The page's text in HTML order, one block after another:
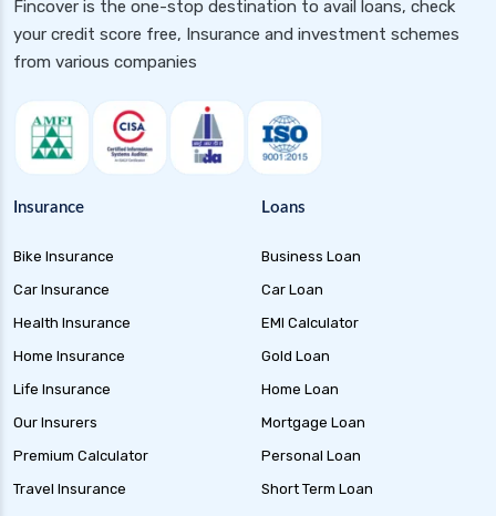
Fincover is the one-stop destination to avail loans, check
your credit score free, Insurance and investment schemes
from various companies
Insurance
Bike Insurance
Car Insurance
Health Insurance
Home Insurance
Life Insurance
Our Insurers
Premium Calculator
Travel Insurance
Loans
Business Loan
Car Loan
EMI Calculator
Gold Loan
Home Loan
Mortgage Loan
Personal Loan
Short Term Loan